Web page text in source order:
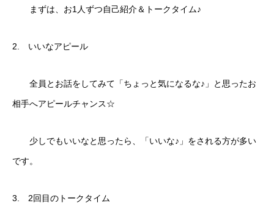
まずは、お1人ずつ自己紹介＆トークタイム♪
2. いいなアピール
全員とお話をしてみて「ちょっと気になるな♪」と思ったお
相手へアピールチャンス☆
少しでもいいなと思ったら、「いいな♪」をされる方が多い
です。
3. 2回目のトークタイム